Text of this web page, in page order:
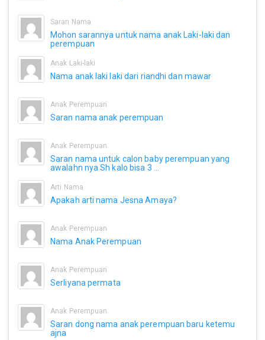
Saran Nama
Mohon sarannya untuk nama anak Laki-laki dan
perempuan
Anak Laki-laki
Nama anak laki laki dari riandhi dan mawar
Anak Perempuan
Saran nama anak perempuan
Anak Perempuan
Saran nama untuk calon baby perempuan yang
awalahn nya Sh kalo bisa 3 ...
Arti Nama
Apakah arti nama Jesna Amaya?
Anak Perempuan
Nama Anak Perempuan
Anak Perempuan
Serliyana permata
Anak Perempuan
Saran dong nama anak perempuan baru ketemu
ajna